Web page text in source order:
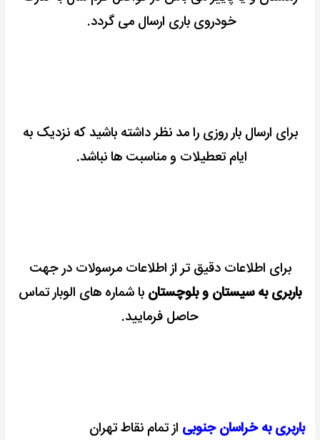
خودروی باری ارسال می گردد.
برای ارسال بار روزی را مد نظر داشته باشید که نزدیک به
ایام تعطیلات و مناسبت ها نباشد.
برای اطلاعات دقیق تر از اطلاعات مرسولات در جهت
باربری به سیستان و بلوچستان با شماره های الوبار تماس
حاصل فرمایید.
باربری به خراسان جنوبی از تمام نقاط تهران